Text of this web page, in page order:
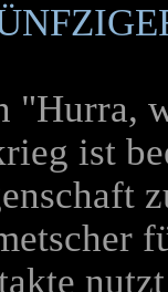
"Hurra,
ist